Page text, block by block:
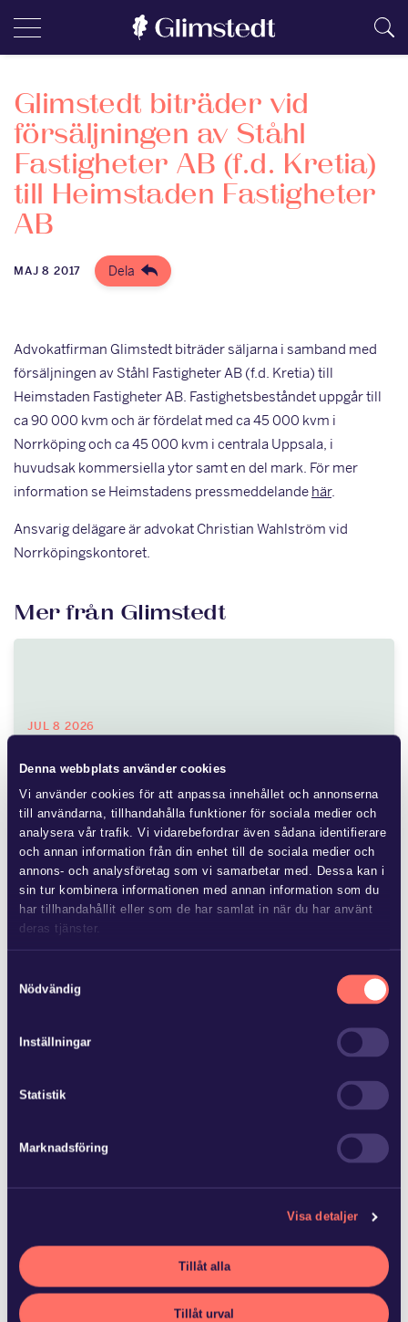
Denna webbplats använder cookies
Vi använder cookies för att anpassa innehållet och annonserna
till användarna, tillhandahålla funktioner för sociala medier och
analysera vår trafik. Vi vidarebefordrar även sådana identifierare
och annan information från din enhet till de sociala medier och
annons- och analysföretag som vi samarbetar med. Dessa kan i
sin tur kombinera informationen med annan information som du
har tillhandahållit eller som de har samlat in när du har använt
deras tjänster.
oss och på vilket sätt vi behandlar personuppgifter.
Nödvändig
Inställningar
Statistik
Marknadsföring
Visa detaljer
Tillåt alla
Tillåt urval
Glimstedt biträder vid
försäljningen av Ståhl
Fastigheter AB (f.d. Kretia)
till Heimstaden Fastigheter
AB
MAJ 8 2017 Dela
Advokatfirman Glimstedt biträder säljarna i samband med
försäljningen av Ståhl Fastigheter AB (f.d. Kretia) till
Heimstaden Fastigheter AB. Fastighetsbeståndet uppgår till
ca 90 000 kvm och är fördelat med ca 45 000 kvm i
Norrköping och ca 45 000 kvm i centrala Uppsala, i
huvudsak kommersiella ytor samt en del mark. För mer
information se Heimstadens pressmeddelande här.
Ansvarig delägare är advokat Christian Wahlström vid
Norrköpingskontoret.
Mer från Glimstedt
JUL 8 2026
områdessamverkan
Flera fastighetsägare vidtar åtgärder för att förbättra
området kring fastigheten, vilket medför kostnader. Andra
fastighetsägare har kunnat dra nytta…
JUN 25 2026
biträtt ägarna till Baker Tilly…
Advokatfirman Glimstedt har biträtt ägarna till Baker Tilly
Advokatfirman Glimstedt har
biträtt Ludvika Kommun
Stadshus…